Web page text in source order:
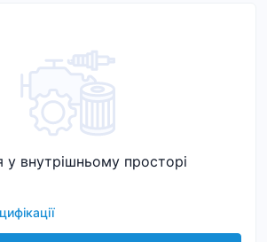
у внутрішньому просторі